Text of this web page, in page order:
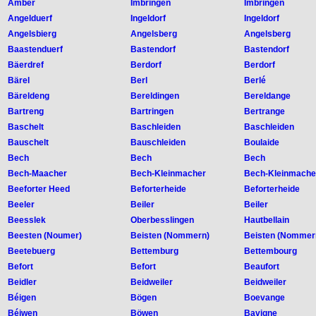
Amber Imbringen
Imbringen
Angelduerf
Ingeldorf
Ingeldorf
Angelsbierg
Angelsberg
Angelsberg
Baastenduerf
Bastendorf
Bastendorf
Bäerdref
Berdorf
Berdorf
Bärel
Berl
Berlé
Bäreldeng
Bereldingen
Bereldange
Bartreng
Bartringen
Bertrange
Baschelt
Baschleiden
Baschleiden
Bauschelt
Bauschleiden
Boulaide
Bech
Bech
Bech
Bech-Maacher
Bech-Kleinmacher
Bech-
Beeforter Heed
Beforterheide
Beforterheide
Beeler
Beiler
Beiler
Beesslek
Oberbesslingen
Hautbellain
Beesten (Noumer)
Beisten (Nommern)
Beisten
Beetebuerg
Bettemburg
Bettembourg
Befort
Befort
Beaufort
Beidler
Beidweiler
Beidweiler
Béigen
Bögen
Boevange
Béiwen
Böwen Bavigne